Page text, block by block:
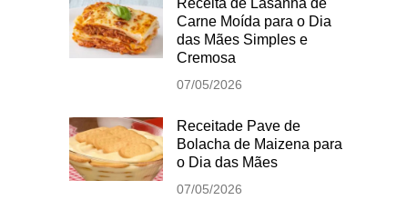
Carne Moída para o Dia
das Mães Simples e
Cremosa
07/05/2026
Receitade Pave de
Bolacha de Maizena para
o Dia das Mães
07/05/2026